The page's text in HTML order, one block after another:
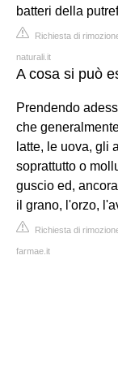
batteri della
Richiesta di
naturali.it
A cosa si può
Prendendo
che
latte, le uova, gli
soprattutto o
guscio ed,
il grano, l'orzo,
Richiesta di
farmae.it